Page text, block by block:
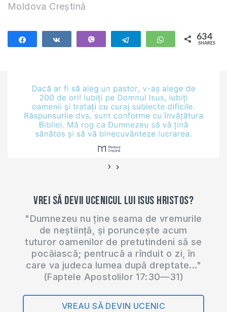
Moldova Creștină
Telegram WhatsApp
634
SHARES
‹ ›
Vrei să devii ucenicul lui Isus Hristos?
"Dumnezeu nu ține seama de vremurile
de neștiință, și poruncește acum
tuturor oamenilor de pretutindeni să se
pocăiască; pentrucă a rînduit o zi, în
care va judeca lumea după dreptate..."
(Faptele Apostolilor 17:30—31)
VREAU SĂ DEVIN UCENIC